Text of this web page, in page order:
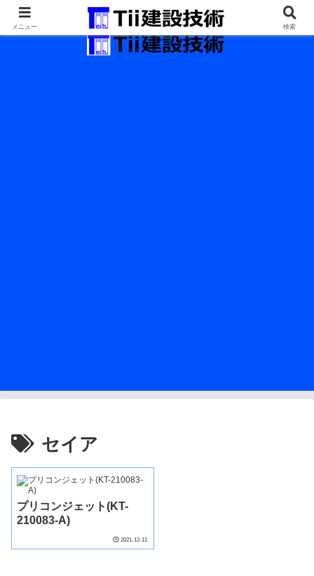
最新の建設技術の情報インフラ。
セイア
プリコンジェット(KT-
210083-A)
2021-12-11
メニュー 検索